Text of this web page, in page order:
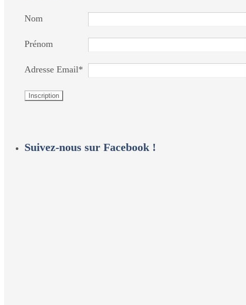
Nom
Prénom
Adresse Email*
Suivez-nous sur Facebook !